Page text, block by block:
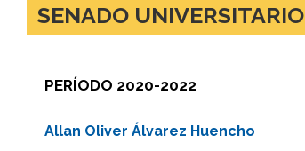
SENADO UNIVERSITARIO
PERÍODO 2020-2022
Allan Oliver Álvarez Huencho